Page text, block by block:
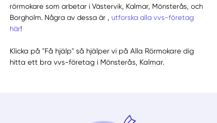
rörmokare som arbetar i Västervik, Kalmar, Mönsterås, och
Borgholm. Några av dessa är ,utforska alla vvs-företag
här!
Klicka på "Få hjälp" så hjälper vi på Alla Rörmokare dig
hitta ett bra vvs-företag i Mönsterås, Kalmar.